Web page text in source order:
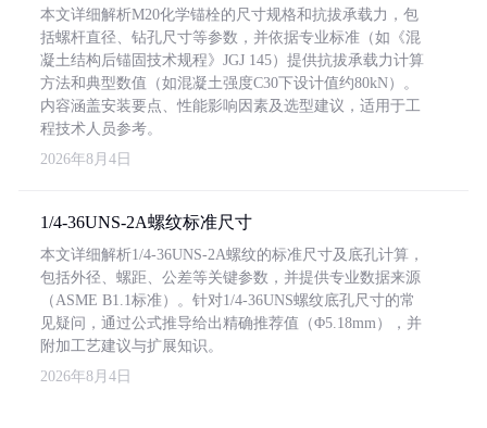
本文详细解析M20化学锚栓的尺寸规格和抗拔承载力，包
括螺杆直径、钻孔尺寸等参数，并依据专业标准（如《混
凝土结构后锚固技术规程》JGJ 145）提供抗拔承载力计算
方法和典型数值（如混凝土强度C30下设计值约80kN）。
内容涵盖安装要点、性能影响因素及选型建议，适用于工
程技术人员参考。
2026年8月4日
1/4-36UNS-2A螺纹标准尺寸
本文详细解析1/4-36UNS-2A螺纹的标准尺寸及底孔计算，
包括外径、螺距、公差等关键参数，并提供专业数据来源
（ASME B1.1标准）。针对1/4-36UNS螺纹底孔尺寸的常
见疑问，通过公式推导给出精确推荐值（Φ5.18mm），并
附加工艺建议与扩展知识。
2026年8月4日